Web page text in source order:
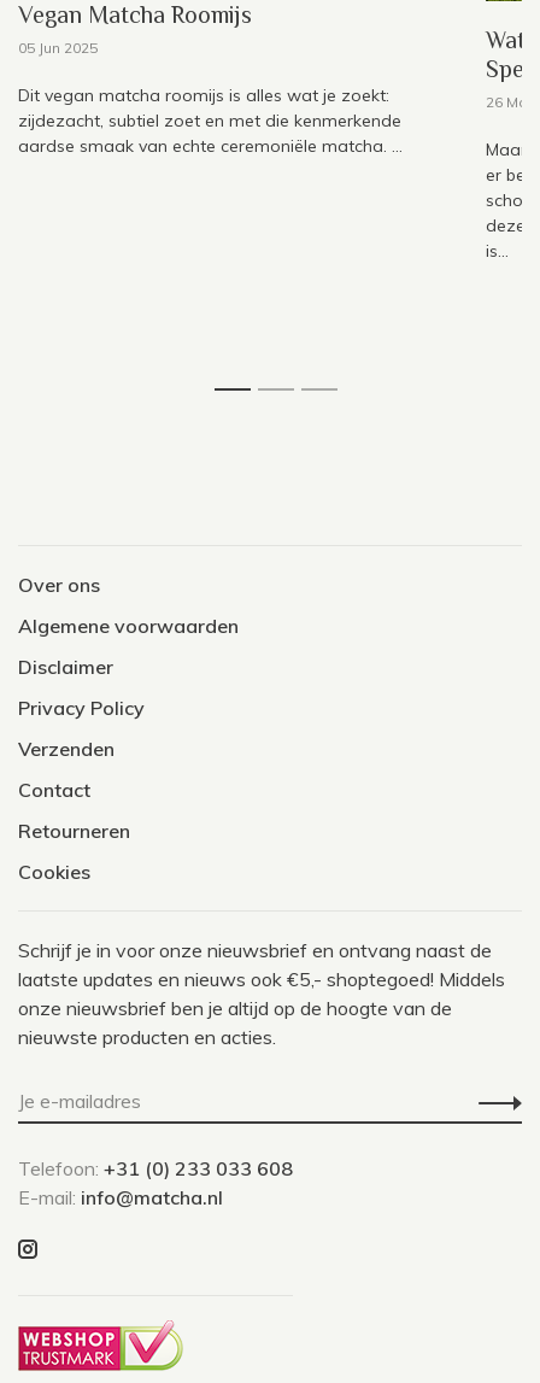
Vegan Matcha Roomijs
05 Jun 2025
Dit vegan matcha roomijs is alles wat je zoekt:
zijdezacht, subtiel zoet en met die kenmerkende
aardse smaak van echte ceremoniële matcha. ...
Wat
26 May
Maar
er
deze
is...
Over ons
Algemene voorwaarden
Disclaimer
Privacy Policy
Verzenden
Contact
Retourneren
Cookies
Schrijf je in voor onze nieuwsbrief en ontvang naast de
laatste updates en nieuws ook €5,- shoptegoed! Middels
onze nieuwsbrief ben je altijd op de hoogte van de
nieuwste producten en acties.
Telefoon: +31 (0) 233 033 608
E-mail: info@matcha.nl